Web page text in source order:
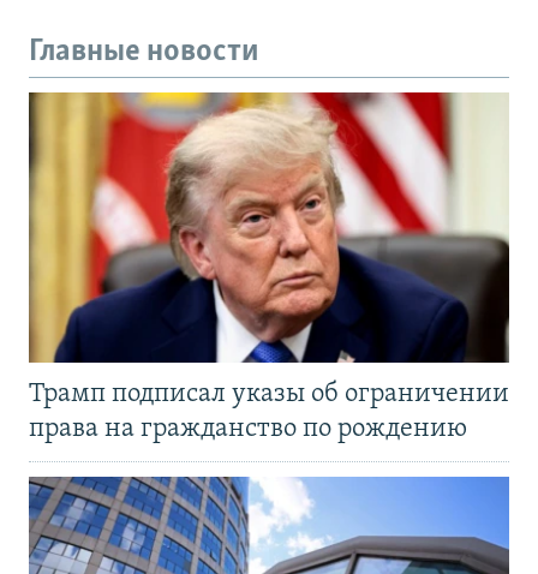
Главные новости
Трамп подписал указы об ограничении
права на гражданство по рождению